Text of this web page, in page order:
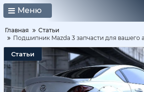
Меню
Главная
Статьи
Подшипник Mazda 3 запчасти для вашего
Статьи